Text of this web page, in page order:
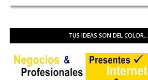
TUS IDEAS SON DEL COLOR...